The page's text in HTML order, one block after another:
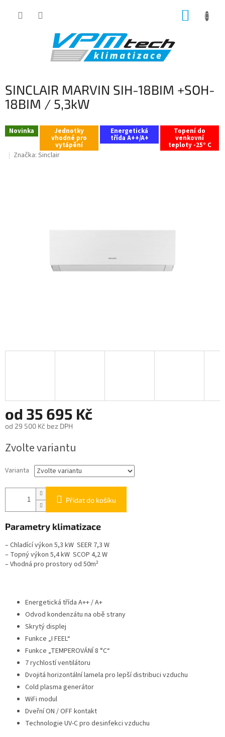
SINCLAIR MARVIN SIH-18BIM +SOH-
18BIM / 5,3kW
Novinka Jednotky
vhodné pro
vytápění
Energetická
třída A++/A+
Topení do
venkovní
teploty -25° C
Značka: Sinclair
od 35 695 Kč
od 29 500 Kč bez DPH
cena:
Zvolte variantu
Varianta
Přidat do košíku
Parametry klimatizace
– Chladící výkon 5,3 kW SEER 7,3 W
– Topný výkon 5,4 kW SCOP 4,2 W
– Vhodná pro prostory od 50m²
Energetická třída A++ / A+
Odvod kondenzátu na obě strany
Skrytý displej
Funkce „I FEEL“
Funkce „TEMPEROVÁNÍ 8 °C“
7 rychlostí ventilátoru
Dvojitá horizontální lamela pro lepší distribuci vzduchu
Cold plasma generátor
WiFi modul
Dveřní ON / OFF kontakt
Technologie UV-C pro desinfekci vzduchu